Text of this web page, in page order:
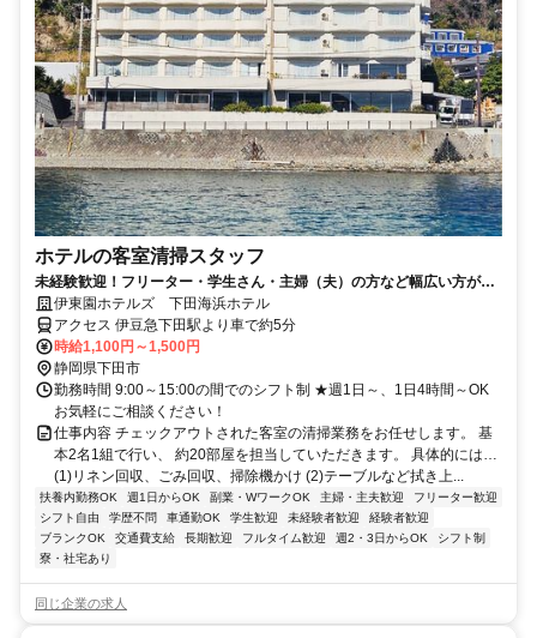
ホテルの客室清掃スタッフ
未経験歓迎！フリーター・学生さん・主婦（夫）の方など幅広い方が活
躍中の職場です。
伊東園ホテルズ 下田海浜ホテル
アクセス 伊豆急下田駅より車で約5分
時給1,100円～1,500円
静岡県下田市
勤務時間 9:00～15:00の間でのシフト制 ★週1日～、1日4時間～OK
お気軽にご相談ください！
仕事内容 チェックアウトされた客室の清掃業務をお任せします。 基
本2名1組で行い、 約20部屋を担当していただきます。 具体的には…
(1)リネン回収、ごみ回収、掃除機かけ (2)テーブルなど拭き上...
扶養内勤務OK 週1日からOK 副業・WワークOK 主婦・主夫歓迎
フリーター歓迎
シフト自由
学歴不問 車通勤OK 学生歓迎 未経験者歓迎
経験者歓迎
ブランクOK
交通費支給 長期歓迎 フルタイム歓迎 週2・3日からOK
シフト制
寮・社宅あり
同じ企業の求人